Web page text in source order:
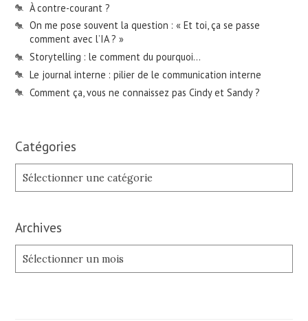
À contre-courant ?
On me pose souvent la question : « Et toi, ça se passe
comment avec l’IA ? »
Storytelling : le comment du pourquoi…
Le journal interne : pilier de le communication interne
Comment ça, vous ne connaissez pas Cindy et Sandy ?
Catégories
Catégories
Archives
Archives